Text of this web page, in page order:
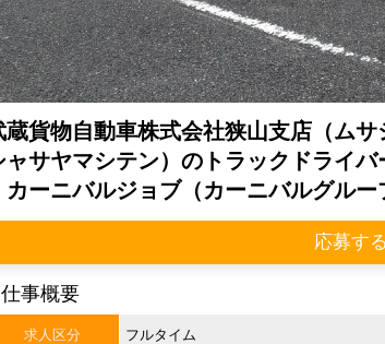
蔵貨物自動車株式会社狭山支店（ム
ャサヤマシテン）のトラックドライ
カーニバルジョブ（カーニバルグルー
応募する
仕事概要
求人区分 フルタイム